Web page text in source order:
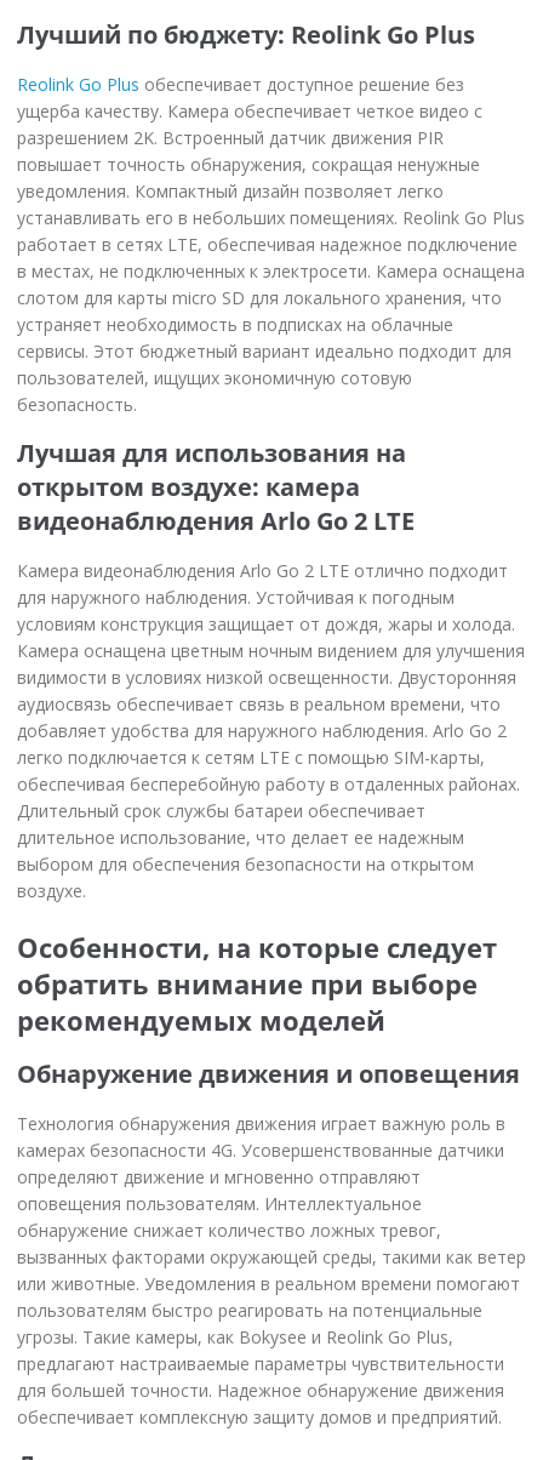
Лучший по бюджету: Reolink Go Plus
Reolink Go Plus обеспечивает доступное решение без
ущерба качеству. Камера обеспечивает четкое видео с
разрешением 2K. Встроенный датчик движения PIR
повышает точность обнаружения, сокращая ненужные
уведомления. Компактный дизайн позволяет легко
устанавливать его в небольших помещениях. Reolink Go Plus
работает в сетях LTE, обеспечивая надежное подключение
в местах, не подключенных к электросети. Камера оснащена
слотом для карты micro SD для локального хранения, что
устраняет необходимость в подписках на облачные
сервисы. Этот бюджетный вариант идеально подходит для
пользователей, ищущих экономичную сотовую
безопасность.
Лучшая для использования на
открытом воздухе: камера
видеонаблюдения Arlo Go 2 LTE
Камера видеонаблюдения Arlo Go 2 LTE отлично подходит
для наружного наблюдения. Устойчивая к погодным
условиям конструкция защищает от дождя, жары и холода.
Камера оснащена цветным ночным видением для улучшения
видимости в условиях низкой освещенности. Двусторонняя
аудиосвязь обеспечивает связь в реальном времени, что
добавляет удобства для наружного наблюдения. Arlo Go 2
легко подключается к сетям LTE с помощью SIM-карты,
обеспечивая бесперебойную работу в отдаленных районах.
Длительный срок службы батареи обеспечивает
длительное использование, что делает ее надежным
выбором для обеспечения безопасности на открытом
воздухе.
Особенности, на которые следует
обратить внимание при выборе
рекомендуемых моделей
Обнаружение движения и оповещения
Технология обнаружения движения играет важную роль в
камерах безопасности 4G. Усовершенствованные датчики
определяют движение и мгновенно отправляют
оповещения пользователям. Интеллектуальное
обнаружение снижает количество ложных тревог,
вызванных факторами окружающей среды, такими как ветер
или животные. Уведомления в реальном времени помогают
пользователям быстро реагировать на потенциальные
угрозы. Такие камеры, как Bokysee и Reolink Go Plus,
предлагают настраиваемые параметры чувствительности
для большей точности. Надежное обнаружение движения
обеспечивает комплексную защиту домов и предприятий.